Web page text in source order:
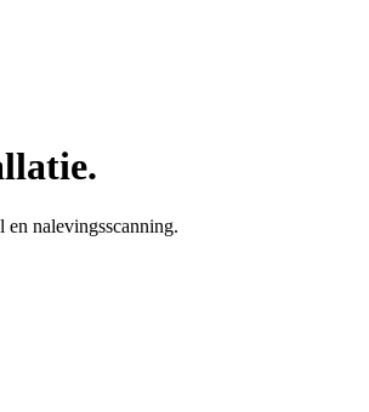
nalevingsscanning.